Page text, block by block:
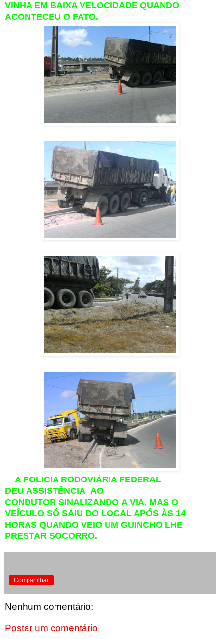
VINHA EM BAIXA VELOCIDADE QUANDO
ACONTECEU O FATO.
A POLICIA RODOVIÁRIA FEDERAL
DEU ASSISTÊNCIA AO
CONDUTOR SINALIZANDO A VIA, MAS O
VEÍCULO SÓ SAIU DO LOCAL APÓS ÀS 14
HORAS QUANDO VEIO UM GUINCHO LHE
PRESTAR SOCORRO.
Compartilhar
Nenhum comentário:
Postar um comentário